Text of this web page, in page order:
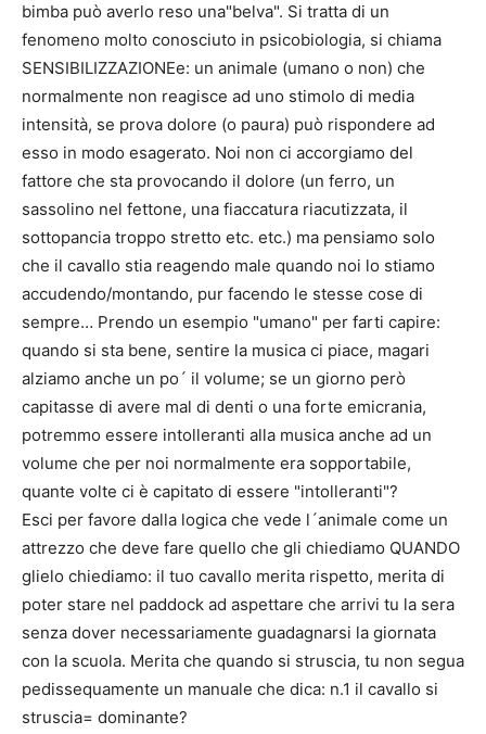
bimba può averlo reso una"belva". Si tratta di un
fenomeno molto conosciuto in psicobiologia, si chiama
SENSIBILIZZAZIONEe: un animale (umano o non) che
normalmente non reagisce ad uno stimolo di media
intensità, se prova dolore (o paura) può rispondere ad
esso in modo esagerato. Noi non ci accorgiamo del
fattore che sta provocando il dolore (un ferro, un
sassolino nel fettone, una fiaccatura riacutizzata, il
sottopancia troppo stretto etc. etc.) ma pensiamo solo
che il cavallo stia reagendo male quando noi lo stiamo
accudendo/montando, pur facendo le stesse cose di
sempre… Prendo un esempio "umano" per farti capire:
quando si sta bene, sentire la musica ci piace, magari
alziamo anche un po´ il volume; se un giorno però
capitasse di avere mal di denti o una forte emicrania,
potremmo essere intolleranti alla musica anche ad un
volume che per noi normalmente era sopportabile,
quante volte ci è capitato di essere "intolleranti"?
Esci per favore dalla logica che vede l´animale come un
attrezzo che deve fare quello che gli chiediamo QUANDO
glielo chiediamo: il tuo cavallo merita rispetto, merita di
poter stare nel paddock ad aspettare che arrivi tu la sera
senza dover necessariamente guadagnarsi la giornata
con la scuola. Merita che quando si struscia, tu non segua
pedissequamente un manuale che dica: n.1 il cavallo si
struscia= dominante?